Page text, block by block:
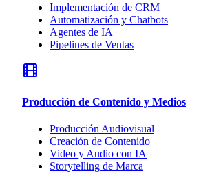
Implementación de CRM
Automatización y Chatbots
Agentes de IA
Pipelines de Ventas
Producción de Contenido y Medios
Producción Audiovisual
Creación de Contenido
Video y Audio con IA
Storytelling de Marca